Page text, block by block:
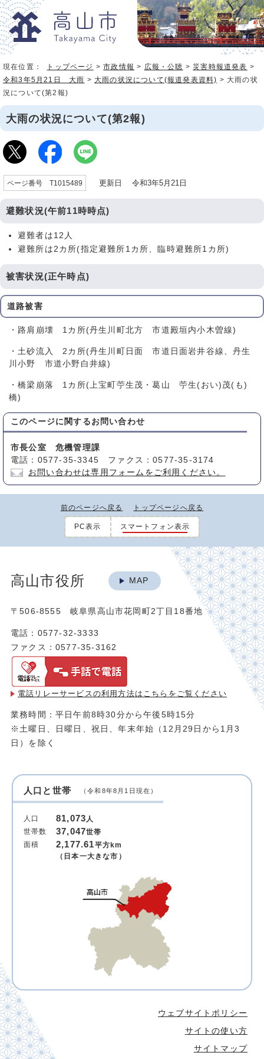
現在位置： トップページ >市政情報 > 広報・公聴 > 災害時報道発表 >
令和3年5月21日 大雨 > 大雨の状況について(報道発表資料) > 大雨の状
況について(第2報)
大雨の状況について(第2報)
ページ番号 T1015489 更新日 令和3年5月21日
避難状況(午前11時時点)
避難者は12人
避難所は2カ所(指定避難所1カ所、臨時避難所1カ所)
被害状況(正午時点)
道路被害
・路肩崩壊 1カ所(丹生川町北方 市道殿垣内小木曽線)
・土砂流入 2カ所(丹生川町日面 市道日面岩井谷線、丹生
川小野 市道小野白井線)
・橋梁崩落 1カ所(上宝町苧生茂・葛山 苧生(おい)茂(も)
橋)
このページに関する お問い合わせ
市長公室 危機管理課
電話：0577-35-3345 ファクス：0577-35-3174
お問い合わせは専用フォームをご利用ください。
前のページへ戻る トップページへ戻る
PC表示 スマートフォン表示
高山市役所 MAP
〒506-8555 岐阜県高山市花岡町2丁目18番地
電話：0577-32-3333
ファクス：0577-35-3162
電話リレーサービスの利用方法は こちらをご覧ください
業務時間：平日午前8時30分から午後5時15分
※土曜日、日曜日、祝日、年末年始（12月29日から1月3
日）を除く
人口と世帯 （令和8年8月1日現在）
人口 81,073人
世帯数
37,047世帯
面積
2,177.61平方km
（日本一大きな市）
ウェブサイトポリシー
サイトの使い方
サイトマップ